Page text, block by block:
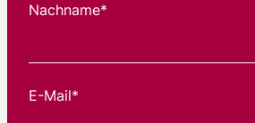
Nachname*
E-Mail*